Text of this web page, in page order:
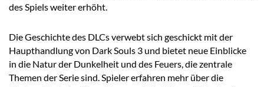
des Spiels weiter erhöht.
Die Geschichte des DLCs verwebt sich geschickt mit der
Haupthandlung von Dark Souls 3 und bietet neue Einblicke
in die Natur der Dunkelheit und des Feuers, die zentrale
Themen der Serie sind. Spieler erfahren mehr über die